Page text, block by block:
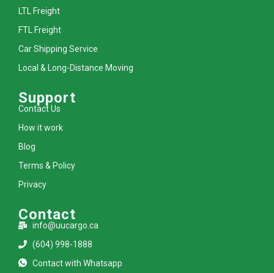
LTL Freight
FTL Freight
Car Shipping Service
Local & Long-Distance Moving
Support
Contact Us
How it work
Blog
Terms & Policy
Privacy
Contact
info@uucargo.ca
(604) 998-1888
Contact with Whatsapp